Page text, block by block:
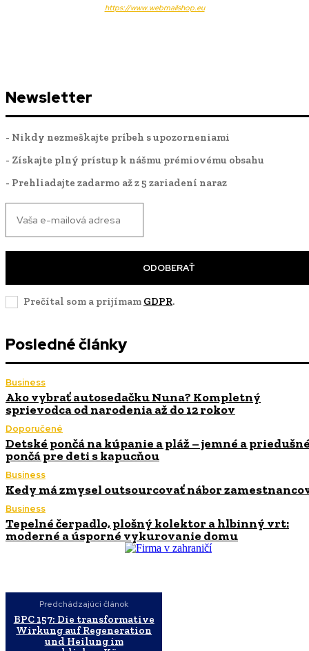
https://www.webmailshop.eu
Newsletter
- Nikdy nezmeškajte príbeh s upozorneniami
- Získajte plný prístup k nášmu prémiovému obsahu
- Prehliadajte zadarmo až z 5 zariadení naraz
ODOBERAŤ
Prečítal som a prijímam GDPR.
Posledné články
Business
Ako vybrať autosedačku Nuna? Kompletný
sprievodca od narodenia až do 12 rokov
Doporučené
Detské pončá na kúpanie a pláž – jemné a
pončá pre deti s kapucňou
Business
Kedy má zmysel outsourcovať nábor
Business
Tepelné čerpadlo, plošný kolektor a hlbinný vrt:
moderné a úsporné vykurovanie domu
Predchádzajúci článok
BPC 157: Die transformative
Wirkung auf Regeneration
und Heilung im